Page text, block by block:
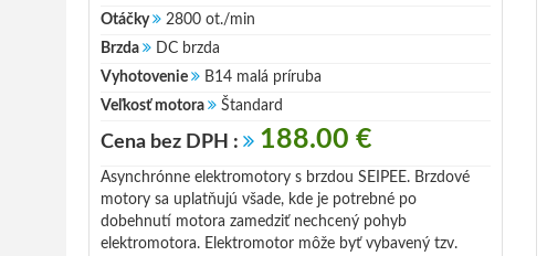
Otáčky
2800 ot./min
Brzda
DC brzda
Vyhotovenie
B14 malá príruba
Veľkosť motora
Štandard
Cena bez DPH : 188.00 €
Asynchrónne elektromotory s brzdou SEIPEE. Brzdové
motory sa uplatňujú všade, kde je potrebné po
dobehnutí motora zamedziť nechcený pohyb
elektromotora. Elektromotor môže byť vybavený tzv.